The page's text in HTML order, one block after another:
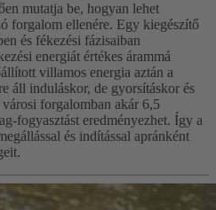
mutatja be, hogyan lehet
forgalom ellenére. Egy kiegészítő
és fékezési fázisaiban
energiát értékes árammá
villamos energia aztán a
áll induláskor, de gyorsításkor és
városi forgalomban akár 6,5
fogyasztást eredményezhet. Így a
és indítással apránként